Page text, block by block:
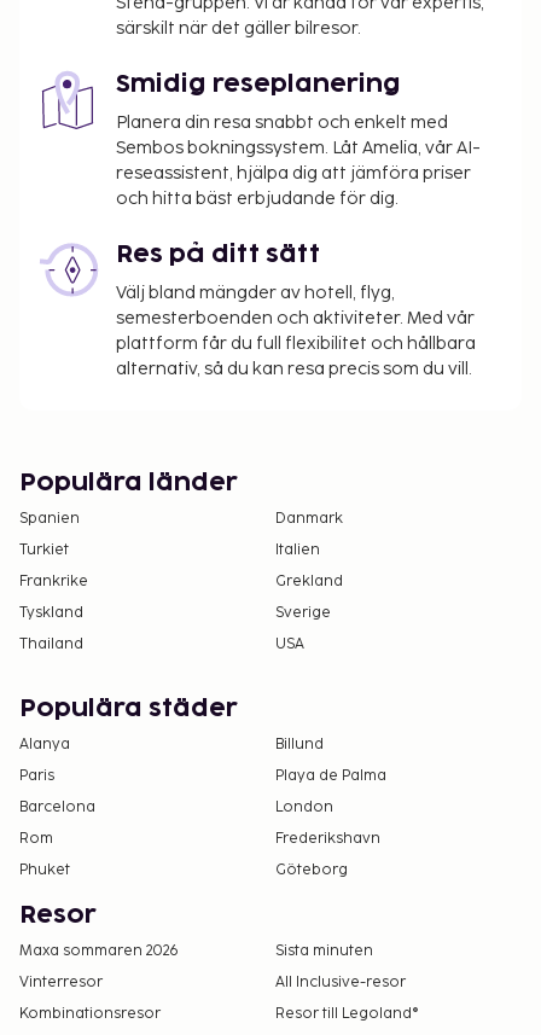
upplyst oss om.
överstiga EUR 500, på grund av statliga
bestämmelser. Du kan få mer information
genom att kontakta boendet med
kontaktinformationen i bokningsbekräftelsen.
särskilt när det gäller bilresor.
Smidig reseplanering
Planera din resa snabbt och enkelt med
Sembos bokningssystem. Låt Amelia, vår AI-
reseassistent, hjälpa dig att jämföra priser
och hitta bäst erbjudande för dig.
Res på ditt sätt
Välj bland mängder av hotell, flyg,
semesterboenden och aktiviteter. Med vår
plattform får du full flexibilitet och hållbara
alternativ, så du kan resa precis som du vill.
Populära länder
Spanien
Danmark
Turkiet
Italien
Frankrike
Grekland
Tyskland
Sverige
Thailand
USA
Populära städer
Alanya
Billund
Paris
Playa de Palma
Barcelona
London
Rom
Frederikshavn
Phuket
Göteborg
Resor
Maxa sommaren 2026
Sista minuten
Vinterresor
All Inclusive-resor
Kombinationsresor
Resor till Legoland®